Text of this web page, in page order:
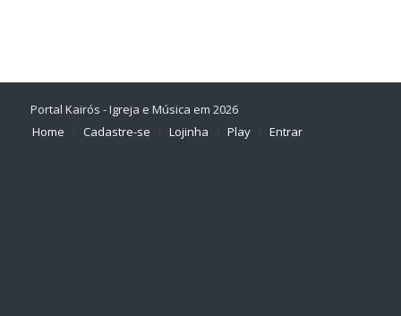
Portal Kairós - Igreja e Música em 2026
Home
Cadastre-se Lojinha Play Entrar